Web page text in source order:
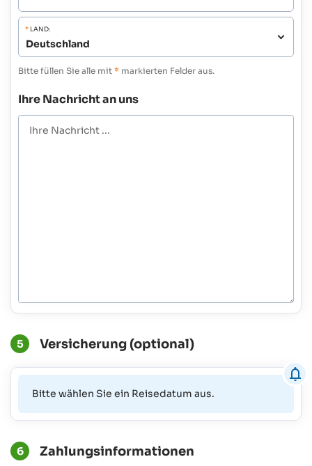
* LAND:
Bitte füllen Sie alle mit * markierten Felder aus.
Ihre Nachricht an uns
5 Versicherung (optional)
Bitte wählen Sie ein Reisedatum aus.
6 Zahlungsinformationen